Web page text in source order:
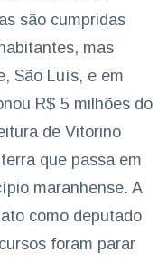
são cumpridas
mas
São Luís, e em
R$ 5 milhões do
de Vitorino
que passa em
maranhense. A
como deputado
foram parar